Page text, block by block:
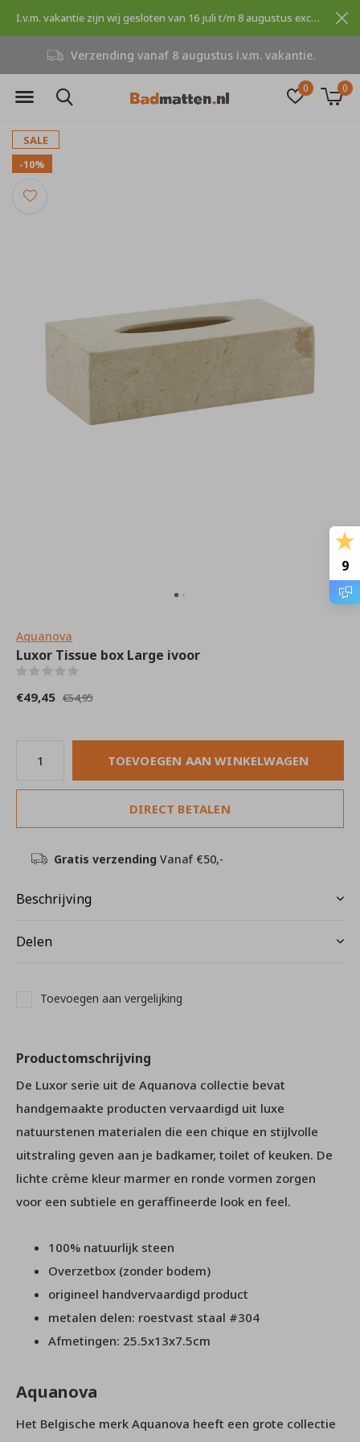
0 0
Verzending vanaf 8 augustus i.v.m. vakantie.
I.v.m. vakantie zijn wij gesloten van 16 juli t/m 8 augustus excuses voor dit ongemak.
SALE
-10%
Aquanova
Luxor Tissue box Large ivoor
€49,45 €54,95
TOEVOEGEN AAN WINKELWAGEN
DIRECT BETALEN
Gratis verzending Vanaf €50,-
Beschrijving
Delen
Toevoegen aan vergelijking
Productomschrijving
De Luxor serie uit de Aquanova collectie bevat
handgemaakte producten vervaardigd uit luxe
natuurstenen materialen die een chique en stijlvolle
uitstraling geven aan je badkamer, toilet of keuken. De
lichte crème kleur marmer en ronde vormen zorgen
voor een subtiele en geraffineerde look en feel.
100% natuurlijk steen
Overzetbox (zonder bodem)
origineel handvervaardigd product
metalen delen: roestvast staal #304
Afmetingen: 25.5x13x7.5cm
Aquanova
Het Belgische merk Aquanova heeft een grote collectie
9